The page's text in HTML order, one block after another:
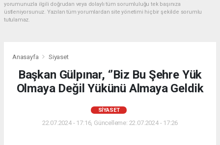
yorumunuzla ilgili doğrudan veya dolaylı tüm sorumluluğu tek başınıza
üstleniyorsunuz. Yazılan tüm yorumlardan site yönetimi hiçbir şekilde sorumlu
tutulamaz.
Anasayfa Siyaset
Başkan Gülpınar, ‘’Biz Bu Şehre Yük
Olmaya Değil Yükünü Almaya Geldik
SIYASET
22.07.2024 - 17:16, Güncelleme: 22.07.2024 - 17:26